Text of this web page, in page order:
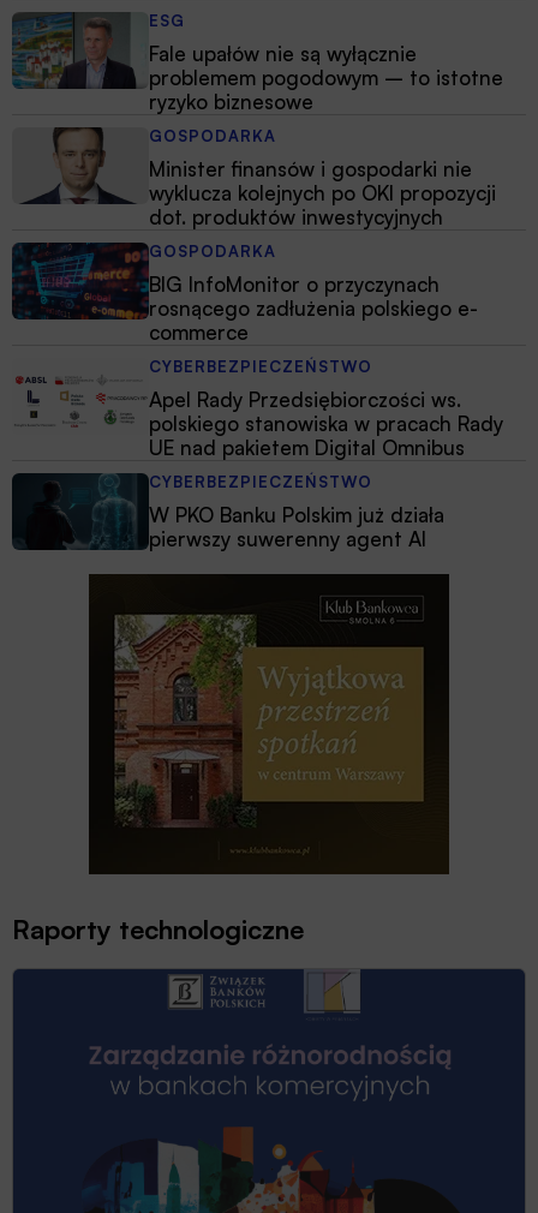
ESG
Fale upałów nie są wyłącznie
problemem pogodowym – to istotne
ryzyko biznesowe
GOSPODARKA
Minister finansów i gospodarki nie
wyklucza kolejnych po OKI propozycji
dot. produktów inwestycyjnych
GOSPODARKA
BIG InfoMonitor o przyczynach
rosnącego zadłużenia polskiego e-
commerce
CYBERBEZPIECZEŃSTWO
Apel Rady Przedsiębiorczości ws.
polskiego stanowiska w pracach Rady
UE nad pakietem Digital Omnibus
CYBERBEZPIECZEŃSTWO
W PKO Banku Polskim już działa
pierwszy suwerenny agent AI
Raporty technologiczne